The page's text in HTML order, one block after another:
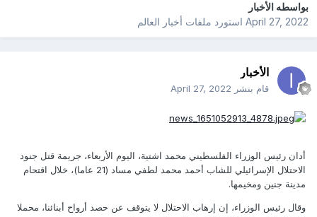
بواسطهالأخبار
April 27, 2022استورد ملفات أخبار العالم
الأخبار
قام بنشر April 27, 2022
أدان رئيس الوزراء الفلسطيني محمد اشتية، اليوم الأربعاء، جريمة قتل جنود
الاحتلال الإسرائيلي للشاب أحمد محمد لطفي مساد (21 عاما)، خلال اقتحام
مدينة جنين ومخيمها.
وقال رئيس الوزراء، إن إرهاب الاحتلال لا يتوقف عن حصد أرواح أبنائنا، محملا